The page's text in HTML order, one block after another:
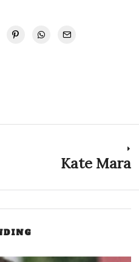
Kate Mara